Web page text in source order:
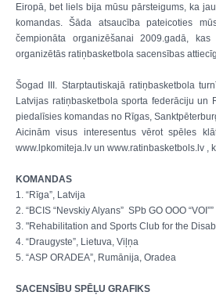
Eiropā, bet liels bija mūsu pārsteigums, ka
komandas. Šāda atsaucība pateicoties
čempionāta organizēšanai 2009.gadā,
organizētās ratiņbasketbola sacensības
Šogad III. Starptautiskajā ratiņbasketbola
Latvijas ratiņbasketbola sporta federāciju un
piedalīsies komandas no Rīgas,
Aicinām visus interesentus vērot spēles
www.lpkomiteja.lv un www.ratinbasketbols.lv ,
KOMANDAS
1. “Rīga”, Latvija
2. “BCIS “Nevskiy Alyans” SPb GO OOO
3. "Rehabilitation and Sports Club for the
4. “Draugyste”, Lietuva, Viļņa
5. “ASP ORADEA”, Rumānija, Oradea
SACENSĪBU SPĒĻU GRAFIKS